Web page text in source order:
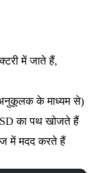
में जाते हैं,
के माध्यम से)
का पथ खोजते हैं
में मदद करते हैं